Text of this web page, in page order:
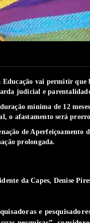
vai permitir
judicial e
mínima de 12
o afastamento será
de Aperfeiçoamento
prolongada.
da Capes, Denise
e